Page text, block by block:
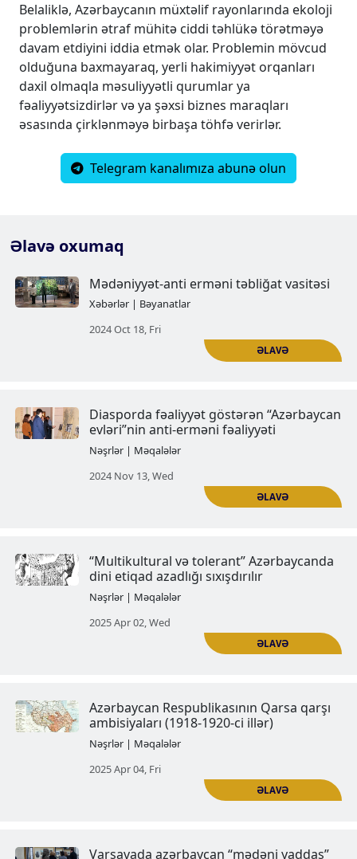
Əlavə oxumaq
Belaliklə, Azərbaycanın müxtəlif rayonlarında ekoloji
problemlərin ətraf mühitə ciddi təhlükə törətməyə
davam etdiyini iddia etmək olar. Problemin mövcud
olduğuna baxmayaraq, yerli hakimiyyət orqanları
daxil olmaqla məsuliyyətli qurumlar ya
fəaliyyətsizdirlər və ya şəxsi biznes maraqları
əsasında çirklənməyə birbaşa töhfə verirlər.
Telegram kanalımıza abunə olun